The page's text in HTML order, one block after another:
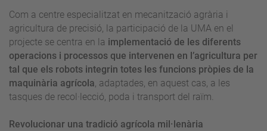
Com a centre especialitzat en mecanització agrària i
agricultura de precisió, la participació de la UMA en el
projecte se centra en la implementació de les diferents
operacions i processos que intervenen en l’agricultura per
tal que els robots integrin totes les funcions pròpies de la
maquinària agrícola, adaptades, en aquest cas, a les
tasques de recol·lecció, poda i transport del raïm.
Revolucionar una tradició agrícola mil·lenària